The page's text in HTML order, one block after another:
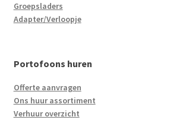
Groepsladers
Adapter/Verloopje
Portofoons huren
Offerte aanvragen
Ons huur assortiment
Verhuur overzicht